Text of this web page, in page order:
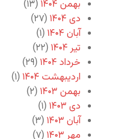
بهمن ۱۴۰۴
(۱۳)
دی ۱۴۰۴
(۲۷)
آبان ۱۴۰۴
(۱)
تیر ۱۴۰۴
(۲۲)
خرداد ۱۴۰۴
(۲۹)
اردیبهشت ۱۴۰۴
(۱)
بهمن ۱۴۰۳
(۲)
دی ۱۴۰۳
(۱)
آبان ۱۴۰۳
(۳)
مهر ۱۴۰۳
(۷)